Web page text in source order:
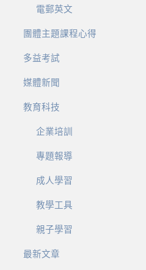
電郵英文
團體主題課程心得
多益考試
媒體新聞
教育科技
企業培訓
專題報導
成人學習
教學工具
親子學習
最新文章